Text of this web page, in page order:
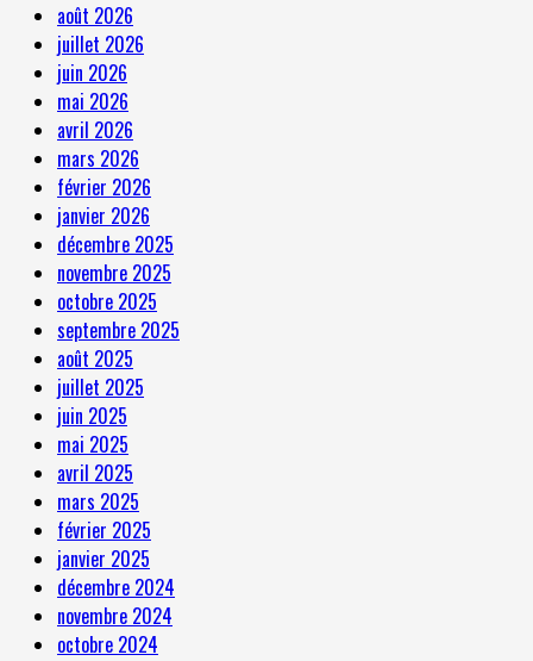
août 2026
juillet 2026
juin 2026
mai 2026
avril 2026
mars 2026
février 2026
janvier 2026
décembre 2025
novembre 2025
octobre 2025
septembre 2025
août 2025
juillet 2025
juin 2025
mai 2025
avril 2025
mars 2025
février 2025
janvier 2025
décembre 2024
novembre 2024
octobre 2024